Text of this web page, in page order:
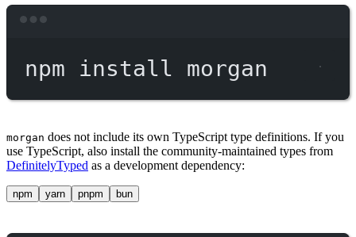
npm install morgan
morgan does not include its own TypeScript type definitions. If you
use TypeScript, also install the community-maintained types from
DefinitelyTyped as a development dependency:
npm yarn pnpm bun